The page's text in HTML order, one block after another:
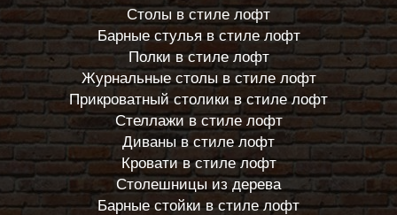
Столы в стиле лофт
Барные стулья в стиле лофт
Полки в стиле лофт
Журнальные столы в стиле лофт
Прикроватный столики в стиле лофт
Стеллажи в стиле лофт
Диваны в стиле лофт
Кровати в стиле лофт
Столешницы из дерева
Барные стойки в стиле лофт